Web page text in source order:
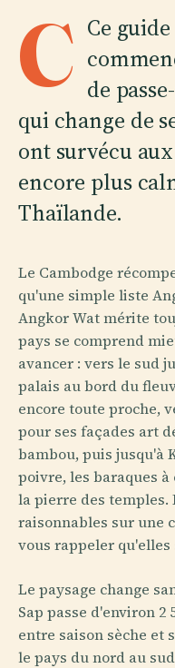
C Ce
de
qui change de
ont survécu
encore plus
Thaïlande.
Le Cambodge
qu'une simple liste
Angkor Wat mérite
pays se comprend
avancer : vers le sud
palais au bord du
encore toute proche,
pour ses façades art
bambou, puis jusqu'à
poivre, les baraques
la pierre des temples.
raisonnables sur une
vous rappeler qu'elles
Le paysage change
Sap passe d'environ 2
entre saison sèche et
le pays du nord au